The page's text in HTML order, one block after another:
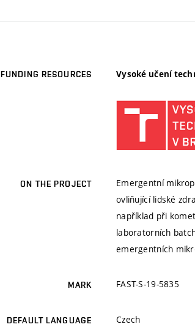
FUNDING RESOURCES Vysoké učení
ON THE PROJECT
Emergentní
ovliňující lidské
například při
laboratorních
emergentních
MARK FAST-S-19-5835
DEFAULT LANGUAGE Czech